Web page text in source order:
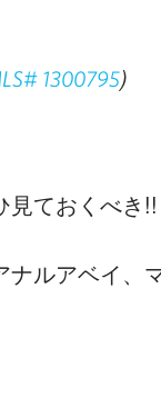
1300795)
見ておくべき!!
ルアベイ、